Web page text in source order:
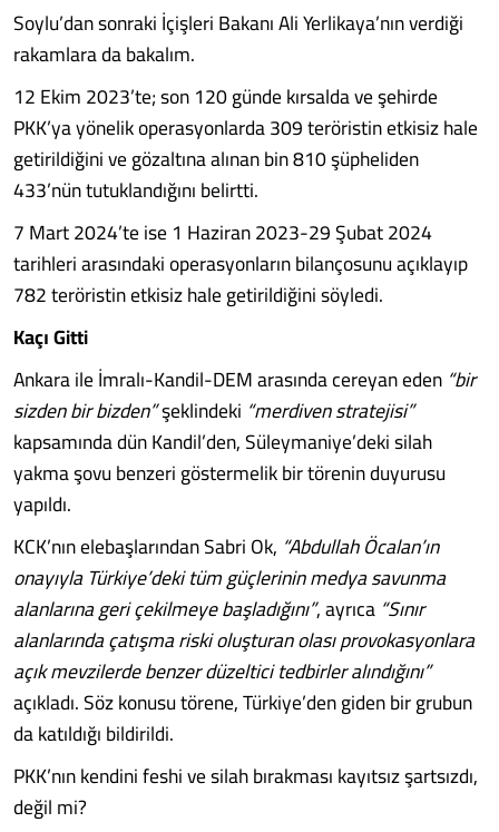
Soylu’dan sonraki İçişleri Bakanı Ali Yerlikaya’nın verdiği
rakamlara da bakalım.
12 Ekim 2023’te; son 120 günde kırsalda ve şehirde
PKK’ya yönelik operasyonlarda 309 teröristin etkisiz hale
getirildiğini ve gözaltına alınan bin 810 şüpheliden
433’nün tutuklandığını belirtti.
7 Mart 2024’te ise 1 Haziran 2023-29 Şubat 2024
tarihleri arasındaki operasyonların bilançosunu açıklayıp
782 teröristin etkisiz hale getirildiğini söyledi.
Kaçı Gitti
Ankara ile İmralı-Kandil-DEM arasında cereyan eden “bir
sizden bir bizden”şeklindeki “merdiven stratejisi”
kapsamında dün Kandil’den, Süleymaniye’deki silah
yakma şovu benzeri göstermelik bir törenin duyurusu
yapıldı.
KCK’nın elebaşlarından Sabri Ok, “Abdullah Öcalan’ın
onayıyla Türkiye’deki tüm güçlerinin medya savunma
alanlarına geri çekilmeye başladığını”, ayrıca “Sınır
alanlarında çatışma riski oluşturan olası provokasyonlara
açık mevzilerde benzer düzeltici tedbirler alındığını”
açıkladı. Söz konusu törene, Türkiye’den giden bir grubun
da katıldığı bildirildi.
PKK’nın kendini feshi ve silah bırakması kayıtsız şartsızdı,
değil mi?